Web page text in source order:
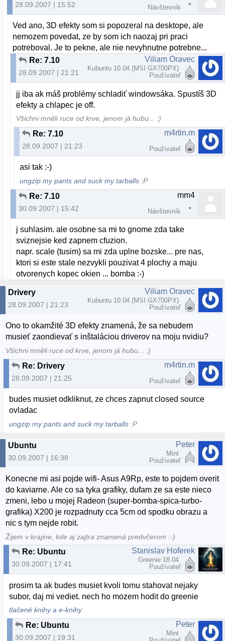
28.09.2007 | 15:52 Návštevník
Ved ano, 3D efekty som si popozeral na desktope, ale
nemozem povedat, ze by som ich naozaj pri praci
potreboval. Je to pekne, ale nie nevyhnutne potrebne...
Re: 7.10
28.09.2007 | 21:21
Viliam Oravec
Kubuntu 10.04 (MSI GX700PX)
Používateľ
jj iba ak máš problémy schladiť windowsáka. Spustíš 3D
efekty a chlapec je off.
Všichni mněli ruce od krve, jenom já hubu... :)
Re: 7.10
28.09.2007 | 21:23
m4rtin.m
Používateľ
asi tak :-)
ungzip my pants and suck my tarballs :P
Re: 7.10
30.09.2007 | 15:42
mm4
Návštevník
j suhlasim. ale osobne sa mi to gnome zda take
sviznejsie ked zapnem cfuzion.
napr. scale (tusim) sa mi zda uplne bozske... pre nas,
ktori si este stale nezvykli pouzivat 4 plochy a maju
otvorenych kopec okien ... bomba :-)
Drivery
28.09.2007 | 21:23
Viliam Oravec
Kubuntu 10.04 (MSI GX700PX)
Používateľ
Ono to okamžité 3D efekty znamená, že sa nebudem
musieť zaondievať s inštaláciou driverov na moju nvidiu?
Všichni mněli ruce od krve, jenom já hubu... :)
Re: Drivery
28.09.2007 | 21:25
m4rtin.m
Používateľ
budes musiet odkliknut, ze chces zapnut closed source
ovladac
ungzip my pants and suck my tarballs :P
Ubuntu
30.09.2007 | 16:38
Peter
Mint
Používateľ
Konecne mi asi pojde wifi- Asus A9Rp, este to pojdem overit
do kaviarne. Ale co sa tyka grafiky, dufam ze sa este nieco
zmeni, lebo u mojej Radeon (super-bomba-spica-turbo-
grafika) X200 je rozpadnuty cca 5cm od spodku obrazu a
nic s tym nejde robit.
Žijem v krajine, kde aj zajtra znamená predvčerom :-)
Re: Ubuntu
30.09.2007 | 17:41
Stanislav Hoferek
Greenie 18.04
Používateľ
prosim ta ak budes musiet kvoli tomu stahovat nejaky
subor, daj mi vediet. nech ho mozem hodit do greenie
tlačené knihy a e-knihy
Re: Ubuntu
30.09.2007 | 19:31
Peter
Mint